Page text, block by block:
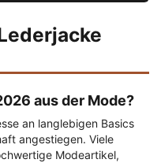
aus der Mode?
an langlebigen Basics
angestiegen. Viele
Modeartikel,